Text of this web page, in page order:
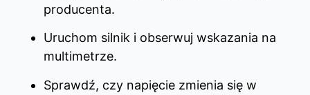
producenta.
Uruchom silnik i obserwuj wskazania na
multimetrze.
Sprawdź, czy napięcie zmienia się w